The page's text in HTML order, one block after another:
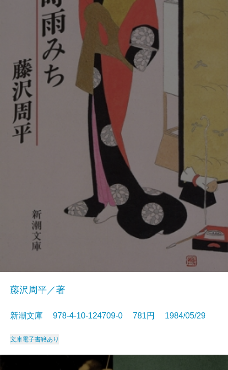
藤沢周平／著
新潮文庫 978-4-10-124709-0 781円 1984/05/29
文庫電子書籍あり